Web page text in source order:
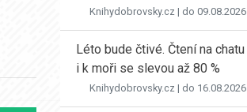
Knihydobrovsky.cz | do 09.08.2026
Léto bude čtivé. Čtení na chatu
i k moři se slevou až 80 %
Knihydobrovsky.cz | do 16.08.2026